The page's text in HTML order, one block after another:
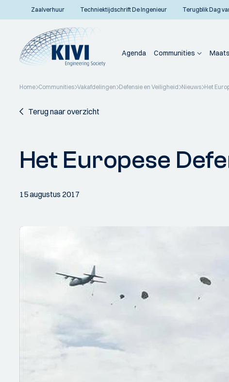
Zaalverhuur Techniektijdschrift De Ingenieur Terugblik Dag
Agenda Communities
Home Communities Vakafdelingen Defensie en Veiligheid Nieuws Het
Terug naar overzicht
Het Europese
15 augustus 2017